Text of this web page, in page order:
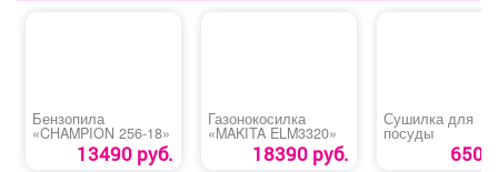
Бензопила
«CHAMPION 256-18»
13490 руб.
Газонокосилка
«MAKITA ELM3320»
18390 руб.
Сушилка для
посуды
650